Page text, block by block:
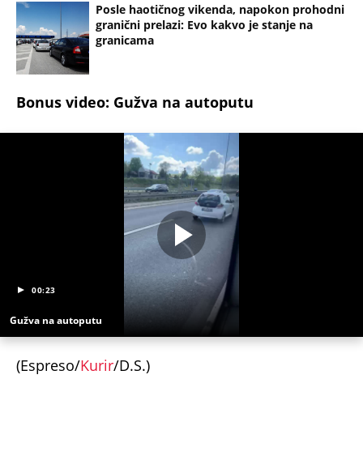
Posle haotičnog vikenda, napokon prohodni
granični prelazi: Evo kakvo je stanje na
granicama
Bonus video: Gužva na autoputu
00:23
Gužva na autoputu
(Espreso/Kurir/D.S.)